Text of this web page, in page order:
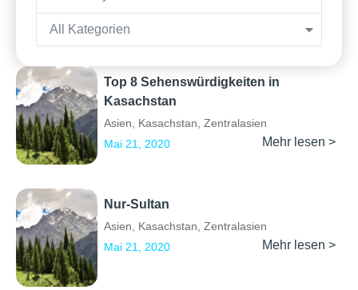
All Kategorien
Top 8 Sehenswürdigkeiten in
Kasachstan
Asien Kasachstan Zentralasien
Mai 21, 2020
Mehr lesen >
Nur-Sultan
Asien Kasachstan Zentralasien
Mai 21, 2020
Mehr lesen >